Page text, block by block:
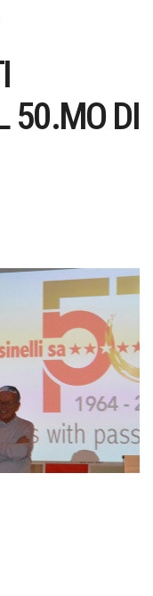
50.MO DI